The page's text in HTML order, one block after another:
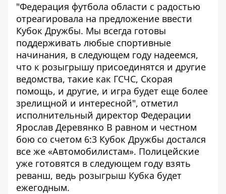
"Федерация футбола области с радостью
отреагировала на предложение ввести
Кубок Дружбы. Мы всегда готовы
поддерживать любые спортивные
начинания, в следующем году надеемся,
что к розыгрышу присоединятся и другие
ведомства, такие как ГСЧС, Скорая
помощь, и другие, и игра будет еще более
зрелищной и интересной", отметил
исполнительный директор Федерации
Ярослав Деревянко В равном и честном
бою со счетом 6:3 Кубок Дружбы достался
все же «Автомобилистам». Полицейские
уже готовятся в следующем году взять
реванш, ведь розыгрыш Кубка будет
ежегодным.